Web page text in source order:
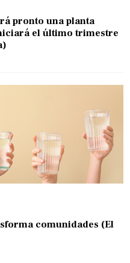
pronto una planta
el último trimestre
comunidades (El